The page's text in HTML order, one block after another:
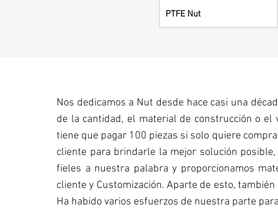
PTFE Nut
Nos dedicamos a Nut desde hace casi una
de la cantidad, el material de construcción o
tiene que pagar 100 piezas si solo quiere
cliente para brindarle la mejor solución
fieles a nuestra palabra y proporcionamos
cliente y Customización. Aparte de esto,
Ha habido varios esfuerzos de nuestra parte